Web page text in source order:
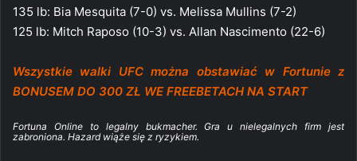
135 lb: Bia Mesquita (7-0) vs. Melissa Mullins (7-2)
125 lb: Mitch Raposo (10-3) vs. Allan Nascimento (22-6)
Wszystkie walki UFC można obstawiać w Fortunie z
BONUSEM DO 300 ZŁ WE FREEBETACH NA START
Fortuna Online to legalny bukmacher. Gra u nielegalnych firm jest
zabroniona. Hazard wiąże się z ryzykiem.